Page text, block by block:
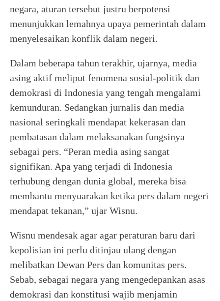
negara, aturan tersebut justru berpotensi
menunjukkan lemahnya upaya pemerintah dalam
menyelesaikan konflik dalam negeri.
Dalam beberapa tahun terakhir, ujarnya, media
asing aktif meliput fenomena sosial-politik dan
demokrasi di Indonesia yang tengah mengalami
kemunduran. Sedangkan jurnalis dan media
nasional seringkali mendapat kekerasan dan
pembatasan dalam melaksanakan fungsinya
sebagai pers. “Peran media asing sangat
signifikan. Apa yang terjadi di Indonesia
terhubung dengan dunia global, mereka bisa
membantu menyuarakan ketika pers dalam negeri
mendapat tekanan,” ujar Wisnu.
Wisnu mendesak agar agar peraturan baru dari
kepolisian ini perlu ditinjau ulang dengan
melibatkan Dewan Pers dan komunitas pers.
Sebab, sebagai negara yang mengedepankan asas
demokrasi dan konstitusi wajib menjamin